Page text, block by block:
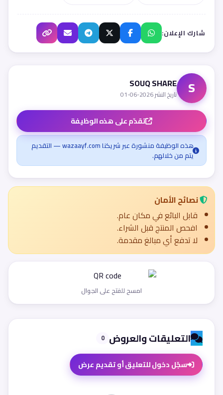
شارك الإعلان:
S
SOUQ SHARE
تاريخ النشر 2026-06-01
تقدّم على هذه الوظيفة
هذه الوظيفة منشورة عبر شريكنا wazaayf.com — التقديم
يتم من خلالهم.
نصائح الأمان
قابل البائع في مكان عام.
افحص المنتج قبل الشراء.
لا تدفع أي مبالغ مقدمة.
امسح للفتح على الجوال
التعليقات والعروض 0
سجّل دخول للتعليق أو تقديم عرض